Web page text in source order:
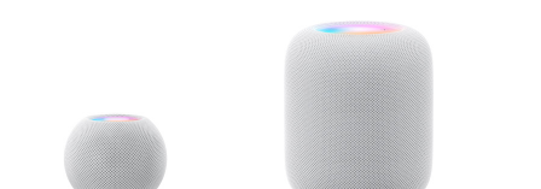
步
了
解
HomePod<